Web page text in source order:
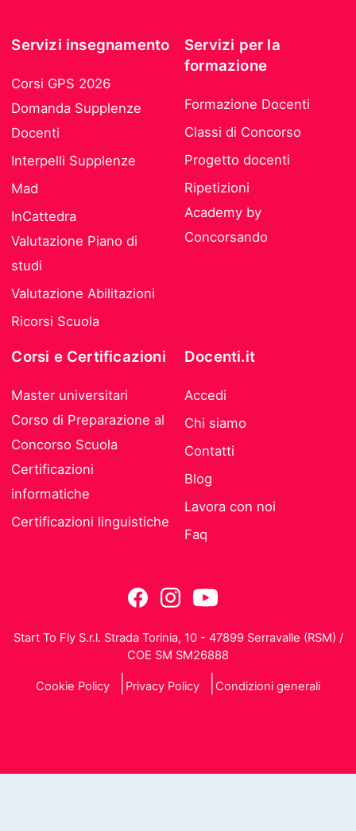
Servizi insegnamento
Corsi GPS 2026
Domanda Supplenze
Docenti
Interpelli Supplenze
Mad
InCattedra
Valutazione Piano di
studi
Valutazione Abilitazioni
Ricorsi Scuola
Servizi per la
formazione
Formazione Docenti
Classi di Concorso
Progetto docenti
Ripetizioni
Academy by
Concorsando
Corsi e Certificazioni
Master universitari
Corso di Preparazione al
Concorso Scuola
Certificazioni
informatiche
Certificazioni linguistiche
Docenti.it
Accedi
Chi siamo
Contatti
Blog
Lavora con noi
Faq
Start To Fly S.r.l. Strada Torinia, 10 - 47899 Serravalle (RSM) /
COE SM SM26888
Cookie Policy Privacy Policy Condizioni generali